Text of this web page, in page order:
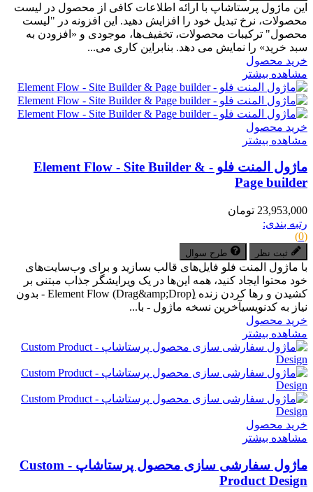
این ماژول پرستاشاپ با ارائه اطلاعات کافی از محصول در لیست
محصولات، نرخ تبدیل خود را افزایش دهید. این افزونه در "لیست
محصول" ترکیبات محصولات، تخفیف‌ها، موجودی و «افزودن به
سبد خرید» را نمایش می دهد. بنابراین کاری می...
خرید محصول
مشاهده بیشتر
خرید محصول
مشاهده بیشتر
ماژول المنت فلو - Element Flow - Site Builder &
Page builder
23,953,000 تومان
رتبه بندی:
(0)
ثبت نظر طرح سوال
با ماژول المنت فلو فایل‌های قالب بسازید و برای وب‌سایت‌های
خود محتوا ایجاد کنید، همه این‌ها در یک ویرایشگر جذاب مبتنی بر
کشیدن و رها کردن زنده (ِDrag&amp;Drop) Element Flow - بدون
نیاز به کدنویسیآخرین نسخه ماژول - با...
خرید محصول
مشاهده بیشتر
خرید محصول
مشاهده بیشتر
ماژول سفارشی سازی محصول پرستاشاپ - Custom
Product Design